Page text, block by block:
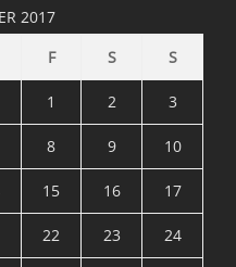
2017
F S S
1 2 3
8 9 10
15 16 17
22 23 24